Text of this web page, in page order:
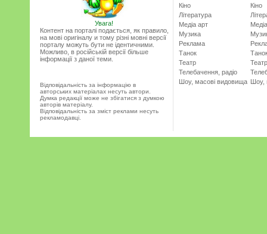
Увага!
Контент на порталі подається, як правило,
на мові оригіналу и тому різні мовні версії
порталу можуть бути не ідентичними.
Можливо, в російській версії більше
інформації з даної теми.
Відповідальність за інформацію в
авторських матеріалах несуть автори.
Думка редакції може не збігатися з думкою
авторів матеріалу.
Відповідальність за зміст реклами несуть
рекламодавці.
Кіно
Література
Медіа арт
Музика
Реклама
Танок
Театр
Телебачення, радіо
Шоу, масові видовища
Кіно
Театр
Шоу,